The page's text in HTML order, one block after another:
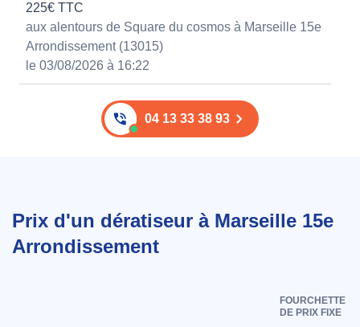
225€ TTC
aux alentours de Square du cosmos à Marseille 15e
Arrondissement (13015)
le 03/08/2026 à 16:22
04 13 33 38 93
Prix d'un dératiseur à Marseille 15e
Arrondissement
FOURCHETTE
DE PRIX FIXE